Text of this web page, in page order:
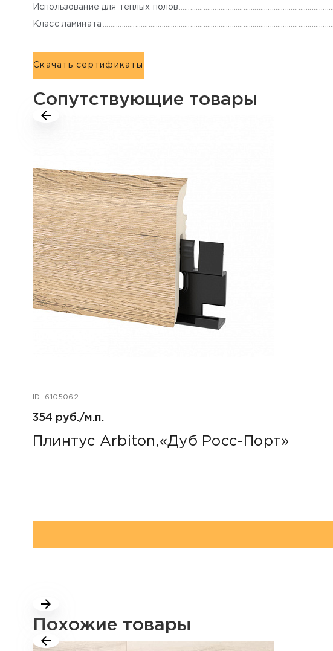
Использование для теплых полов
Класс ламината
Скачать сертификаты
Сопутствующие товары
ID: 6105062
354 руб./м.п.
Плинтус Arbiton,«Дуб Росс-Порт»
Похожие товары